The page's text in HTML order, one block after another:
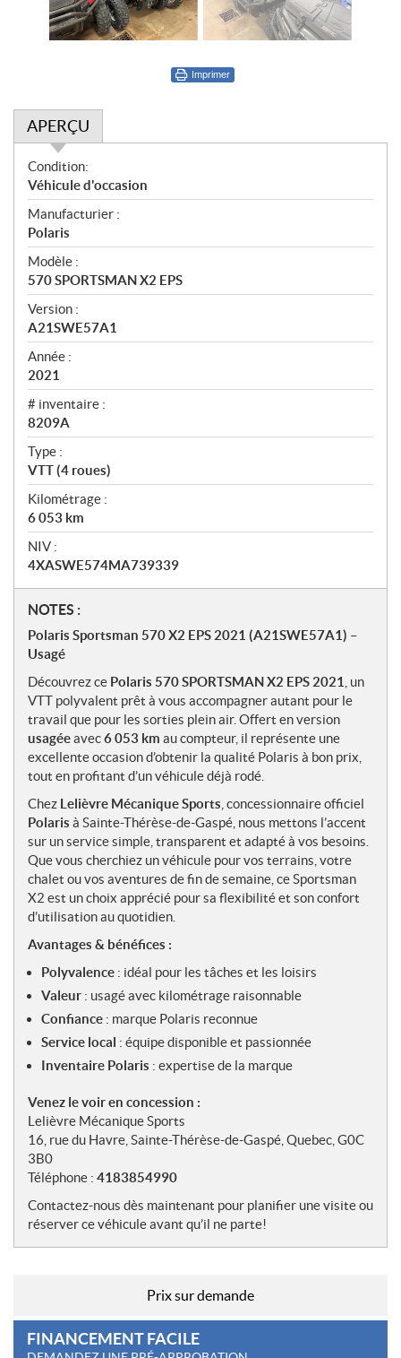
Imprimer
APERÇU
A
p
e
r
ç
u
Condition:
Véhicule d'occasion
Manufacturier :
Polaris
Modèle :
570 SPORTSMAN X2 EPS
Version :
A21SWE57A1
Année :
2021
# inventaire :
8209A
Type :
VTT (4 roues)
Kilométrage :
6 053 km
NIV :
4XASWE574MA739339
N
o
t
s
NOTES :
Polaris Sportsman 570 X2 EPS 2021 (A21SWE57A1) –
Usagé
Découvrez ce Polaris 570 SPORTSMAN X2 EPS 2021 , un
VTT polyvalent prêt à vous accompagner autant pour le
travail que pour les sorties plein air. Offert en version
usagéeavec6 053 km au compteur, il représente une
excellente occasion d’obtenir la qualité Polaris à bon prix,
tout en profitant d’un véhicule déjà rodé.
Chez Lelièvre Mécanique Sports , concessionnaire officiel
Polaris à Sainte-Thérèse-de-Gaspé, nous mettons l’accent
sur un service simple, transparent et adapté à vos besoins.
Que vous cherchiez un véhicule pour vos terrains, votre
chalet ou vos aventures de fin de semaine, ce Sportsman
X2 est un choix apprécié pour sa flexibilité et son confort
d’utilisation au quotidien.
Avantages & bénéfices :
Polyvalence : idéal pour les tâches et les loisirs
Valeur : usagé avec kilométrage raisonnable
Confiance : marque Polaris reconnue
Service local : équipe disponible et passionnée
Inventaire Polaris : expertise de la marque
Venez le voir en concession :
Lelièvre Mécanique Sports
16, rue du Havre, Sainte-Thérèse-de-Gaspé, Quebec, G0C
3B0
Téléphone : 4183854990
Contactez-nous dès maintenant pour planifier une visite ou
réserver ce véhicule avant qu’il ne parte!
Prix sur demande
FINANCEMENT FACILE